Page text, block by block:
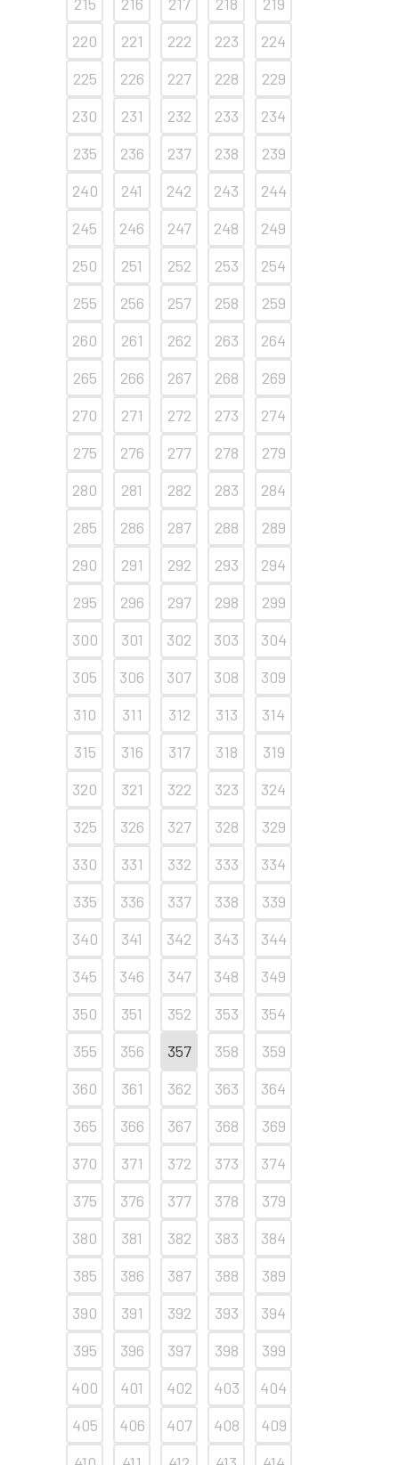
220
221 222 223
224
225
226 227 228
229
230
231 232 233
234
235
236 237 238
239
240
241 242 243
244
245
246 247 248
249
250
251 252 253
254
255
256 257 258
259
260
261 262 263
264
265
266 267 268
269
270
271 272 273
274
275
276 277 278
279
280
281 282 283
284
285
286 287 288
289
290
291 292 293
294
295
296 297 298
299
300
301 302 303
304
305
306 307 308
309
310
311 312 313
314
315
316 317 318
319
320
321 322 323
324
325
326 327 328
329
330
331 332 333
334
335
336 337 338
339
340
341 342 343
344
345
346 347 348
349
350
351 352 353
354
355
356 357 358
359
360
361 362 363
364
365
366 367 368
369
370
371 372 373
374
375
376 377 378
379
380
381 382 383
384
385
386 387 388
389
390
391 392 393
394
395
396 397 398
399
400
401 402 403
404
405
406 407 408
409